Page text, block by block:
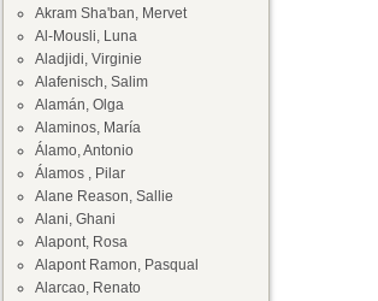
Akram Sha'ban, Mervet
Al-Mousli, Luna
Aladjidi, Virginie
Alafenisch, Salim
Alamán, Olga
Alaminos, María
Álamo, Antonio
Álamos , Pilar
Alane Reason, Sallie
Alani, Ghani
Alapont, Rosa
Alapont Ramon, Pasqual
Alarcao, Renato